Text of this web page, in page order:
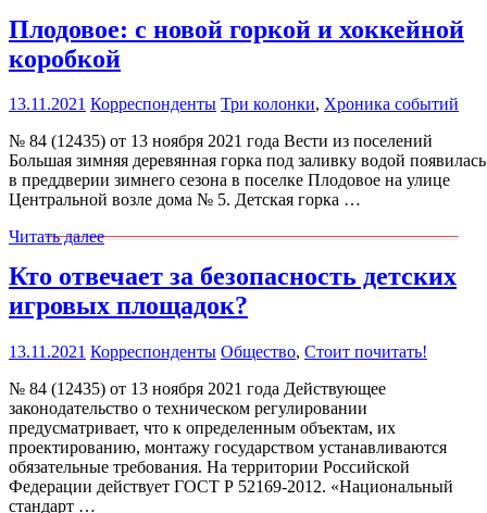
Плодовое: с новой горкой и хоккейной
коробкой
13.11.2021 Корреспонденты Три колонки, Хроника событий
№ 84 (12435) от 13 ноября 2021 года Вести из поселений
Большая зимняя деревянная горка под заливку водой появилась
в преддверии зимнего сезона в поселке Плодовое на улице
Центральной возле дома № 5. Детская горка …
Читать далее
Кто отвечает за безопасность детских
игровых площадок?
13.11.2021 Корреспонденты Общество, Стоит почитать!
№ 84 (12435) от 13 ноября 2021 года Действующее
законодательство о техническом регулировании
предусматривает, что к определенным объектам, их
проектированию, монтажу государством устанавливаются
обязательные требования. На территории Российской
Федерации действует ГОСТ Р 52169-2012. «Национальный
стандарт …